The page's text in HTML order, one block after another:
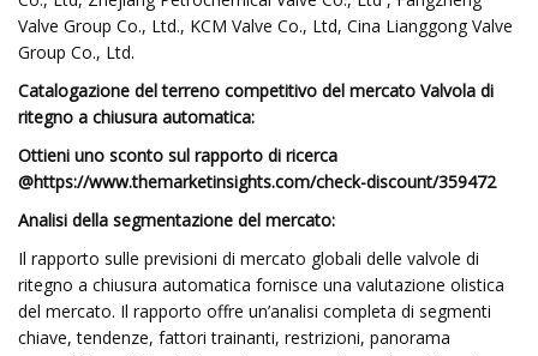
Valve Group Co., Ltd., KCM Valve Co., Ltd, Cina Lianggong Valve
Group Co., Ltd.
Catalogazione del terreno competitivo del mercato Valvola di
ritegno a chiusura automatica:
Ottieni uno sconto sul rapporto di ricerca
@https://www.themarketinsights.com/check-discount/359472
Analisi della segmentazione del mercato:
Il rapporto sulle previsioni di mercato globali delle valvole di
ritegno a chiusura automatica fornisce una valutazione olistica
del mercato. Il rapporto offre un’analisi completa di segmenti
chiave, tendenze, fattori trainanti, restrizioni, panorama